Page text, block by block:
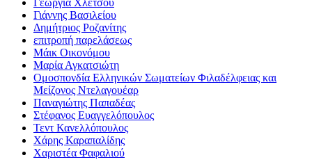
Γεωργία Χλέτσου
Γιάννης Βασιλείου
Δημήτριος Ροζανίτης
επιτροπή παρελάσεως
Μάικ Οικονόμου
Μαρία Αγκατσιώτη
Ομοσπονδία Ελληνικών Σωματείων Φιλαδέλφειας και
Μείζονος Ντελαγουέαρ
Παναγιώτης Παπαδέας
Στέφανος Ευαγγελόπουλος
Τεντ Κανελλόπουλος
Χάρης Καραπαλίδης
Χαριστέα Φαφαλιού